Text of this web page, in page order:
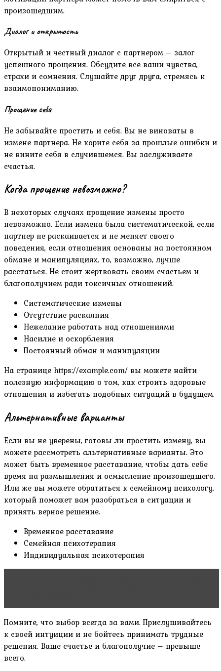
произошедшим.
Диалог и открытость
Открытый и честный диалог с партнером – залог
успешного прощения. Обсудите все ваши чувства,
страхи и сомнения. Слушайте друг друга, стремясь к
взаимопониманию.
Прощение себя
Не забывайте простить и себя. Вы не виноваты в
измене партнера. Не корите себя за прошлые ошибки и
не вините себя в случившемся. Вы заслуживаете
счастья.
Когда прощение невозможно?
В некоторых случаях прощение измены просто
невозможно. Если измена была систематической, если
партнер не раскаивается и не меняет своего
поведения, если отношения основаны на постоянном
обмане и манипуляциях, то, возможно, лучше
расстаться. Не стоит жертвовать своим счастьем и
благополучием ради токсичных отношений.
Систематические измены
Отсутствие раскаяния
Нежелание работать над отношениями
Насилие и оскорбления
Постоянный обман и манипуляции
На странице https://example.com/ вы можете найти
полезную информацию о том, как строить здоровые
отношения и избегать подобных ситуаций в будущем.
Альтернативные варианты
Если вы не уверены, готовы ли простить измену, вы
можете рассмотреть альтернативные варианты. Это
может быть временное расставание, чтобы дать себе
время на размышления и осмысление произошедшего.
Или же вы можете обратиться к семейному психологу,
который поможет вам разобраться в ситуации и
принять верное решение.
Временное расставание
Семейная психотерапия
Индивидуальная психотерапия
Помните, что выбор всегда за вами. Прислушивайтесь
к своей интуиции и не бойтесь принимать трудные
решения. Ваше счастье и благополучие – превыше
всего.